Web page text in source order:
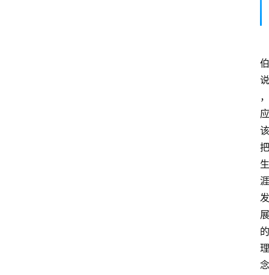
伯
说
，
应
该
把
生
涯
发
展
的
理
念